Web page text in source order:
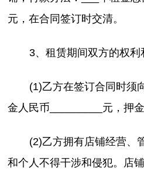
元，在合同签订时交清。
3、租赁期间双方的权利
(1)乙方在签订合同时须
金人民币_________元，押金
(2)乙方拥有店铺经营、
和个人不得干涉和侵犯。店